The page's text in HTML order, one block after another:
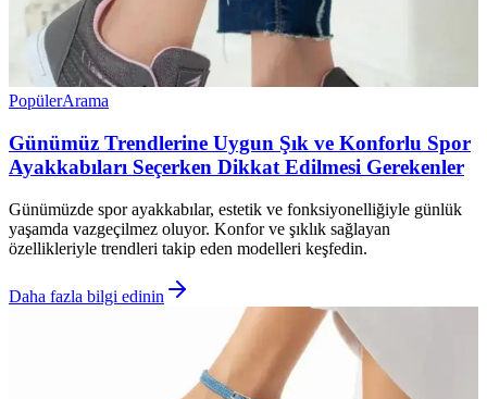
PopülerArama
Günümüz Trendlerine Uygun Şık ve Konforlu Spor
Ayakkabıları Seçerken Dikkat Edilmesi Gerekenler
Günümüzde spor ayakkabılar, estetik ve fonksiyonelliğiyle günlük
yaşamda vazgeçilmez oluyor. Konfor ve şıklık sağlayan
özellikleriyle trendleri takip eden modelleri keşfedin.
Daha fazla bilgi edinin